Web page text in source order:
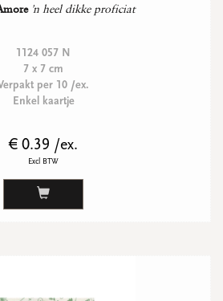
'n heel dikke proficiat
1124 057 N
7 x 7 cm
per 10 /ex.
Enkel kaartje
€ 0.39 /ex.
Excl BTW